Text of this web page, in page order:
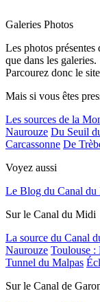
Galeries Photos
Les photos présentes
que dans les galeries.
Parcourez donc le
Mais si vous êtes
Les sources de la
Naurouze Du Seuil
Carcassonne De
Voyez aussi
Le Blog du Canal du
Sur le Canal du Midi
La source du Canal
Naurouze Toulouse :
Tunnel du Malpas
Sur le Canal de